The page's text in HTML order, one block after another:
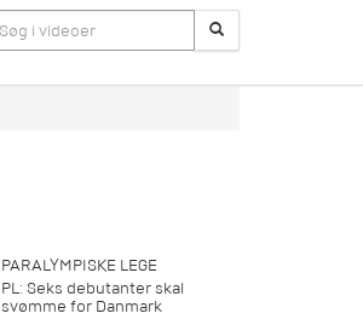
PARALYMPISKE LEGE
PL: Seks debutanter skal
svømme for Danmark